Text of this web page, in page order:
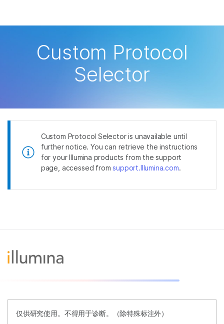
支持
推荐内容链接
Custom Protocol
Selector
Custom Protocol Selector is unavailable until
further notice. You can retrieve the instructions
for your Illumina products from the support
page, accessed fromsupport.Illumina.com.
仅供研究使用。不得用于诊断。（除特殊标注外）
癌症研究
农业基因组学
临床肿瘤学